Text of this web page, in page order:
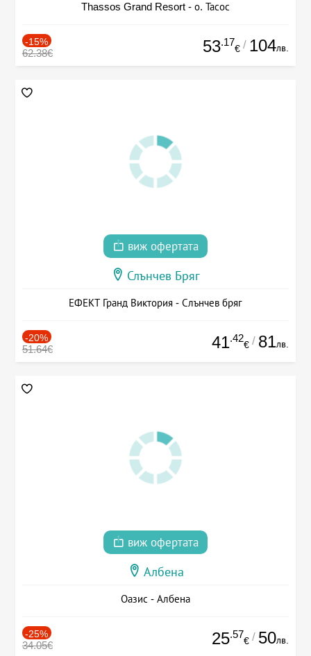
Thassos Grand Resort - о. Тасос
-15%
62.38€ 53.17
€ / 104лв.
виж офертата
Слънчев Бряг
ЕФЕКТ Гранд Виктория - Слънчев бряг
-20%
51.64€ 41.42
€ / 81лв.
виж офертата
Албена
Оазис - Албена
-25%
34.05€ 25.57
€ / 50лв.